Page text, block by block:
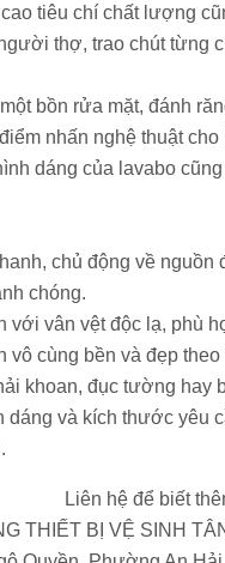
tiêu chí chất lượng
thợ, trao chút từng
bồn rửa mặt, đánh
nhấn nghệ thuật
dáng của lavabo
chủ động về nguồn
chóng.
với vân vệt độc lạ, phù
vô cùng bền và đẹp
khoan, đục tường hay
dáng và kích thước yêu
Liên hệ để biết
THIẾT BỊ VỆ SINH